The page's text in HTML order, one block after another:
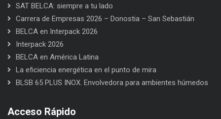
SAT BELCA: siempre a tu lado
Carrera de Empresas 2026 – Donostia – San Sebastián
BELCA en Interpack 2026
Interpack 2026
BELCA en América Latina
La eficiencia energética en el punto de mira
BLSB 65 PLUS INOX. Envolvedora para ambientes húmedos
Acceso Rápido